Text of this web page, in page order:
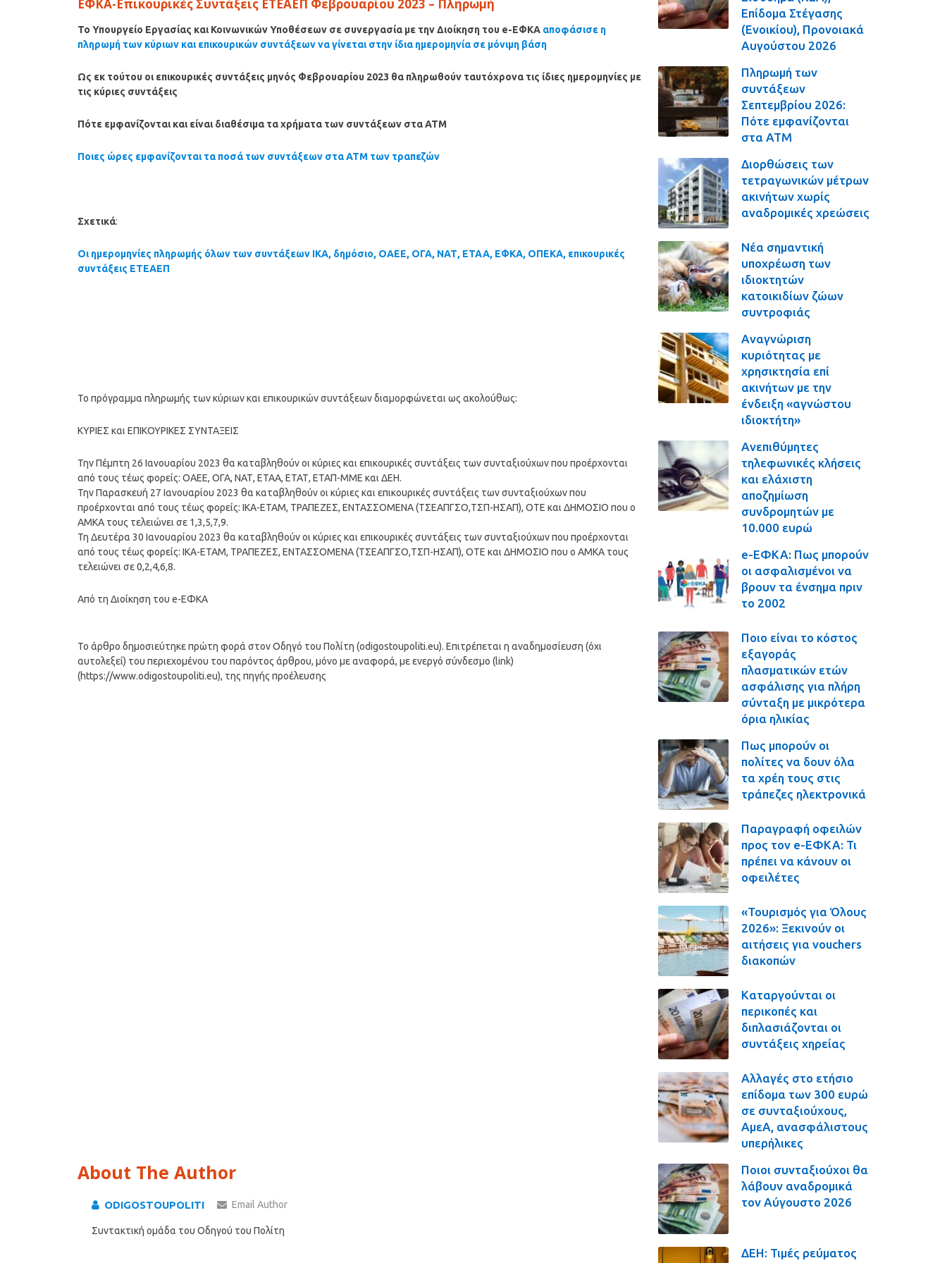
ΕΦΚΑ-Επικουρικές Συντάξεις ΕΤΕΑΕΠ Φεβρουαρίου 2023 – Πληρωμή
Το Υπουργείο Εργασίας και Κοινωνικών Υποθέσεων σε συνεργασία με την Διοίκηση του e-ΕΦΚΑ αποφάσισε η
πληρωμή των κύριων και επικουρικών συντάξεων να γίνεται στην ίδια ημερομηνία σε μόνιμη βάση
Ως εκ τούτου οι επικουρικές συντάξεις μηνός Φεβρουαρίου 2023 θα πληρωθούν ταυτόχρονα τις ίδιες ημερομηνίες με
τις κύριες συντάξεις
Πότε εμφανίζονται και είναι διαθέσιμα τα χρήματα των συντάξεων στα ΑΤΜ
Ποιες ώρες εμφανίζονται τα ποσά των συντάξεων στα ΑΤΜ των τραπεζών
Σχετικά:
Οι ημερομηνίες πληρωμής όλων των συντάξεων ΙΚΑ, δημόσιο, ΟΑΕΕ, ΟΓΑ, ΝΑΤ, ΕΤΑΑ, ΕΦΚΑ, ΟΠΕΚΑ, επικουρικές
συντάξεις ΕΤΕΑΕΠ
Το πρόγραμμα πληρωμής των κύριων και επικουρικών συντάξεων διαμορφώνεται ως ακολούθως:
ΚΥΡΙΕΣ και ΕΠΙΚΟΥΡΙΚΕΣ ΣΥΝΤΑΞΕΙΣ
Την Πέμπτη 26 Ιανουαρίου 2023 θα καταβληθούν οι κύριες και επικουρικές συντάξεις των συνταξιούχων που προέρχονται
από τους τέως φορείς: ΟΑΕΕ, ΟΓΑ, ΝΑΤ, ΕΤΑΑ, ΕΤΑΤ, ΕΤΑΠ-ΜΜΕ και ΔΕΗ.
Την Παρασκευή 27 Ιανουαρίου 2023 θα καταβληθούν οι κύριες και επικουρικές συντάξεις των συνταξιούχων που
προέρχονται από τους τέως φορείς: ΙΚΑ-ΕΤΑΜ, ΤΡΑΠΕΖΕΣ, ΕΝΤΑΣΣΟΜΕΝΑ (ΤΣΕΑΠΓΣΟ,ΤΣΠ-ΗΣΑΠ), ΟΤΕ και ΔΗΜΟΣΙΟ που ο
ΑΜΚΑ τους τελειώνει σε 1,3,5,7,9.
Τη Δευτέρα 30 Ιανουαρίου 2023 θα καταβληθούν οι κύριες και επικουρικές συντάξεις των συνταξιούχων που προέρχονται
από τους τέως φορείς: ΙΚΑ-ΕΤΑΜ, ΤΡΑΠΕΖΕΣ, ΕΝΤΑΣΣΟΜΕΝΑ (ΤΣΕΑΠΓΣΟ,ΤΣΠ-ΗΣΑΠ), ΟΤΕ και ΔΗΜΟΣΙΟ που ο ΑΜΚΑ τους
τελειώνει σε 0,2,4,6,8.
Από τη Διοίκηση του e-ΕΦΚΑ
Το άρθρο δημοσιεύτηκε πρώτη φορά στον Οδηγό του Πολίτη (odigostoupoliti.eu). Επιτρέπεται η αναδημοσίευση (όχι
αυτολεξεί) του περιεχομένου του παρόντος άρθρου, μόνο με αναφορά, με ενεργό σύνδεσμο (link)
(https://www.odigostoupoliti.eu), της πηγής προέλευσης
About The Author
ODIGOSTOUPOLITI Email Author
Συντακτική ομάδα του Οδηγού του Πολίτη
Επίδομα Στέγασης
(Ενοικίου), Προνοιακά
Αυγούστου 2026
Πληρωμή των
συντάξεων
Σεπτεμβρίου 2026:
Πότε εμφανίζονται
στα ΑΤΜ
Διορθώσεις των
τετραγωνικών μέτρων
ακινήτων χωρίς
αναδρομικές χρεώσεις
Νέα σημαντική
υποχρέωση των
ιδιοκτητών
κατοικιδίων ζώων
συντροφιάς
Αναγνώριση
κυριότητας με
χρησικτησία επί
ακινήτων με την
ένδειξη «αγνώστου
ιδιοκτήτη»
Ανεπιθύμητες
τηλεφωνικές κλήσεις
και ελάχιστη
αποζημίωση
συνδρομητών με
10.000 ευρώ
e-ΕΦΚΑ: Πως μπορούν
οι ασφαλισμένοι να
βρουν τα ένσημα πριν
το 2002
Ποιο είναι το κόστος
εξαγοράς
πλασματικών ετών
ασφάλισης για πλήρη
σύνταξη με μικρότερα
όρια ηλικίας
Πως μπορούν οι
πολίτες να δουν όλα
τα χρέη τους στις
τράπεζες ηλεκτρονικά
Παραγραφή οφειλών
προς τον e-ΕΦΚΑ: Τι
πρέπει να κάνουν οι
οφειλέτες
«Τουρισμός για Όλους
2026»: Ξεκινούν οι
αιτήσεις για vouchers
διακοπών
Καταργούνται οι
περικοπές και
διπλασιάζονται οι
συντάξεις χηρείας
Αλλαγές στο ετήσιο
επίδομα των 300 ευρώ
σε συνταξιούχους,
ΑμεΑ, ανασφάλιστους
υπερήλικες
Ποιοι συνταξιούχοι θα
λάβουν αναδρομικά
τον Αύγουστο 2026
ΔΕΗ: Τιμές ρεύματος